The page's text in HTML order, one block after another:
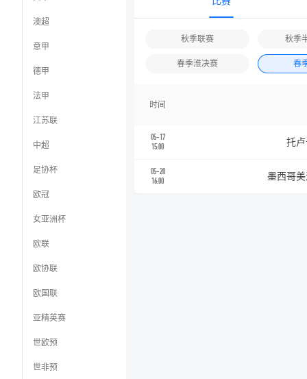
澳超
意甲
德甲
法甲
江苏联
中超
足协杯
欧冠
女亚洲杯
欧联
欧协联
欧国联
亚精英赛
世欧预
世非预
秋季联赛 秋季
春季淮决赛 春
时间
05-17
15:00
托卢
05-20
16:00
墨西哥美